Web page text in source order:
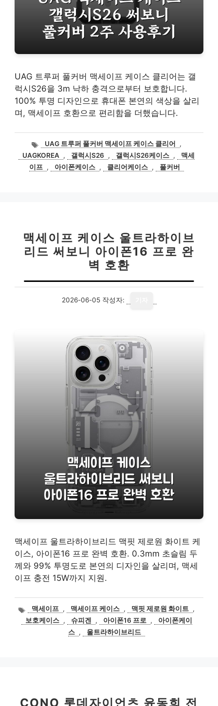
UAG 트루퍼 풀커버 맥세이프 케이스 클리어는 갤
럭시S26을 3m 낙하 충격으로부터 보호합니다.
100% 투명 디자인으로 휴대폰 본연의 색상을 살리
며, 맥세이프 호환으로 편리함을 더했습니다.
태
그
UAG 트루퍼 풀커버 맥세이프 케이스 클리어
,
UAGKOREA
, 갤럭시S26 , 갤럭시S26케이스 ,
맥세
이프 , 아이폰케이스 , 클리어케이스 , 풀커버
맥세이프 케이스 울트라하이브
리드 써보니 아이폰16 프로 완
벽 호환
2026-06-05 작성자:
맥세이프 울트라하이브리드 맥핏 제로원 화이트 케
이스, 아이폰16 프로 완벽 호환. 0.3mm 초슬림 두
께와 99% 투명도로 본연의 디자인을 살리며, 맥세
이프 충전 15W까지 지원.
태
그
맥세이프 , 맥세이프 케이스 , 맥핏 제로원 화이트 ,
보호케이스 , 슈피겐 , 아이폰16 프로 ,
아이폰케이
스 , 울트라하이브리드
CONO 롯데자이언츠 윤동희 전